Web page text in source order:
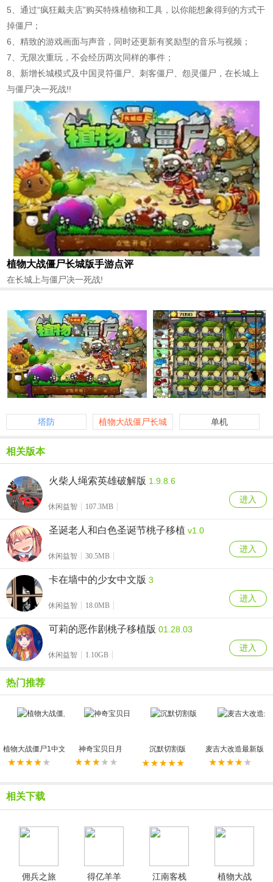
5、通过“疯狂戴夫店”购买特殊植物和工具，以你能想象得到的方式干
掉僵尸；
6、精致的游戏画面与声音，同时还更新有奖励型的音乐与视频；
7、无限次重玩，不会经历两次同样的事件；
8、新增长城模式及中国灵符僵尸、刺客僵尸、怨灵僵尸，在长城上
与僵尸决一死战!!
植物大战僵尸长城版手游点评
在长城上与僵尸决一死战!
塔防
植物大战僵尸长城
单机
相关版本
火柴人绳索英雄破解版 1.9.8.6
休闲益智 107.3MB
进入
圣诞老人和白色圣诞节桃子移植 v1.0
休闲益智 30.5MB
进入
卡在墙中的少女中文版 3
休闲益智 18.0MB
进入
可莉的恶作剧桃子移植版 01.28.03
休闲益智 1.10GB
进入
热门推荐
植物大战僵尸1中文原版神奇宝贝日月 沉默切割版 麦吉大改造最新版
相关下载
佣兵之旅
得亿羊羊
江南客栈
植物大战